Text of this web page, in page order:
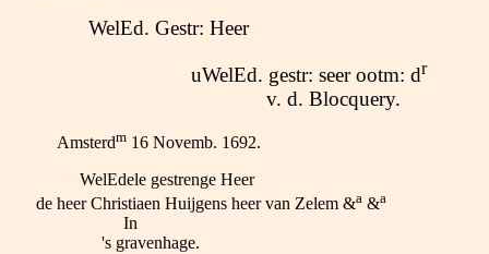
WelEd. Gestr: Heer
uWelEd. gestr: seer ootm: dr
v. d. Blocquery.
Amsterdm 16 Novemb. 1692.
WelEdele gestrenge Heer
de heer Christiaen Huijgens heer van Zelem &a &a
In
's gravenhage.